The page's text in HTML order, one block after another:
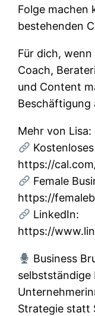
Folge machen
bestehenden
Für dich, wenn
Coach,
und Content
Beschäftigung
Mehr von Lisa:
https://
Female
https://
LinkedIn:
https://
Business
selbstständige
Strategie statt